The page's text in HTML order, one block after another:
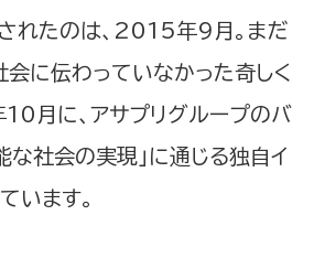
れたのは、2015年9月。まだ
に伝わっていなかった奇しく
月に、アサプリグループのバ
な社会の実現」に通じる独自イ
います。